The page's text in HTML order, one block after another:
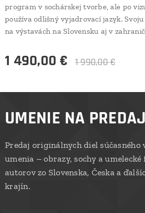
program v sochárskej tvorbe, ale po
používa odlišný vyjadrovací jazyk.
na výstavách na Slovensku aj v
1 490,00 € 1 990,00€
UMENIE NA PREDAJ
Predaj originálnych diel súčasného
umenia – obrazy, sochy a
autorov zo Slovenska, Česka a
krajín.